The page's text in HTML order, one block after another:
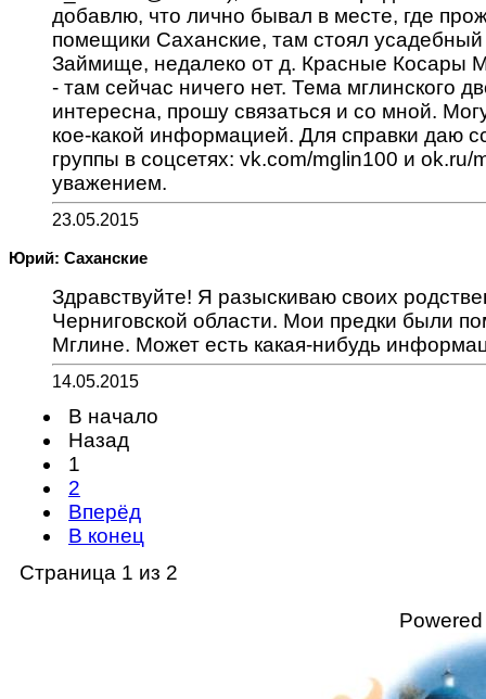
добавлю, что лично бывал в месте, где
помещики Саханские, там стоял
Займище, недалеко от д. Красные Косары
- там сейчас ничего нет. Тема мглинского
интересна, прошу связаться и со мной.
кое-какой информацией. Для справки даю
группы в соцсетях: vk.com/mglin100 и ok.ru/
уважением.
23.05.2015
Юрий: Саханские
Здравствуйте! Я разыскиваю своих
Черниговской области. Мои предки были
Мглине. Может есть какая-нибудь
14.05.2015
В начало
Назад
1
2
Вперёд
В конец
Страница 1 из 2